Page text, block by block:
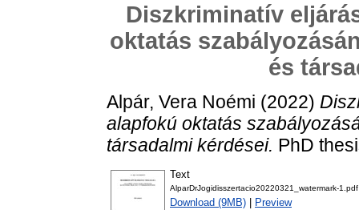
Diszkriminatív
oktatás
és
Alpár, Vera Noémi (2022)
alapfokú oktatás
társadalmi kérdései. PhD
Text
AlparDrJogidisszertacio20220321_watermark-1.pdf
Download (9MB) Preview